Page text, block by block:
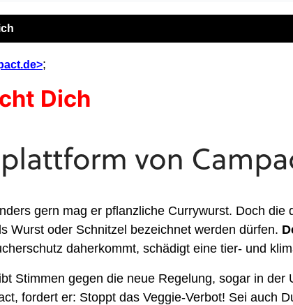
;
Dich
gern mag er pflanzliche Currywurst. Doch
Wurst oder Schnitzel bezeichnet werden dürfen.
daherkommt, schädigt eine tier- und
Stimmen gegen die neue Regelung, sogar in der
fordert er: Stoppt das Veggie-Verbot! Sei auch